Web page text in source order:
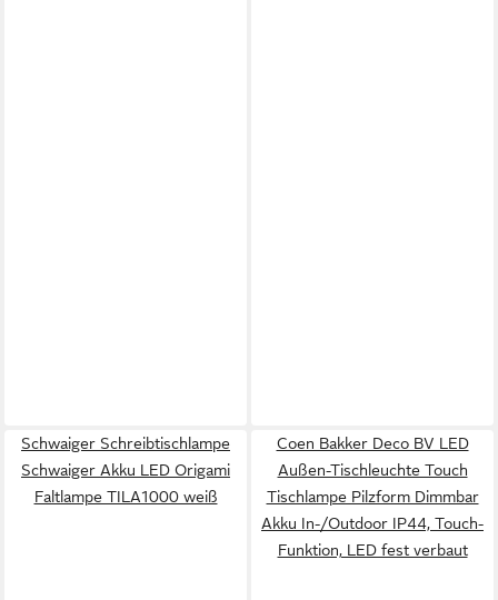
Schwaiger Schreibtischlampe
Schwaiger Akku LED Origami
Faltlampe TILA1000 weiß
Coen Bakker Deco BV LED
Außen-Tischleuchte Touch
Tischlampe Pilzform Dimmbar
Akku In-/Outdoor IP44, Touch-
Funktion, LED fest verbaut